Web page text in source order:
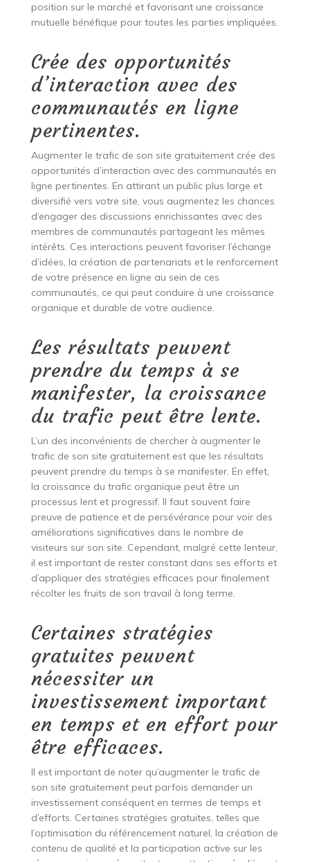
position sur le marché et favorisant une croissance
mutuelle bénéfique pour toutes les parties impliquées.
Crée des opportunités
d’interaction avec des
communautés en ligne
pertinentes.
Augmenter le trafic de son site gratuitement crée des
opportunités d’interaction avec des communautés en
ligne pertinentes. En attirant un public plus large et
diversifié vers votre site, vous augmentez les chances
d’engager des discussions enrichissantes avec des
membres de communautés partageant les mêmes
intérêts. Ces interactions peuvent favoriser l’échange
d’idées, la création de partenariats et le renforcement
de votre présence en ligne au sein de ces
communautés, ce qui peut conduire à une croissance
organique et durable de votre audience.
Les résultats peuvent
prendre du temps à se
manifester, la croissance
du trafic peut être lente.
L’un des inconvénients de chercher à augmenter le
trafic de son site gratuitement est que les résultats
peuvent prendre du temps à se manifester. En effet,
la croissance du trafic organique peut être un
processus lent et progressif. Il faut souvent faire
preuve de patience et de persévérance pour voir des
améliorations significatives dans le nombre de
visiteurs sur son site. Cependant, malgré cette lenteur,
il est important de rester constant dans ses efforts et
d’appliquer des stratégies efficaces pour finalement
récolter les fruits de son travail à long terme.
Certaines stratégies
gratuites peuvent
nécessiter un
investissement important
en temps et en effort pour
être efficaces.
Il est important de noter qu’augmenter le trafic de
son site gratuitement peut parfois demander un
investissement conséquent en termes de temps et
d’efforts. Certaines stratégies gratuites, telles que
l’optimisation du référencement naturel, la création de
contenu de qualité et la participation active sur les